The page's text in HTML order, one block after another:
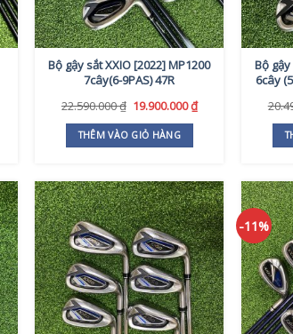
Bộ gậy sắt XXIO [2022] MP1200
7cây(6-9PAS) 47R
22.590.000₫ Giá
là:
22.590.000 ₫.
19.900.000₫Giá
THÊM VÀO GIỎ HÀNG
Bộ gậy
6cây
-11%